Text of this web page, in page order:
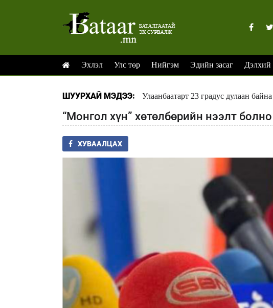
Эхлэл Улс төр Нийгэм Эдийн засаг Дэлхий
ШУУРХАЙ МЭДЭЭ: Улаанбаатарт 23 градус дулаан байна
“Монгол хүн” хөтөлбөрийн нээлт болно
ХУВААЛЦАХ